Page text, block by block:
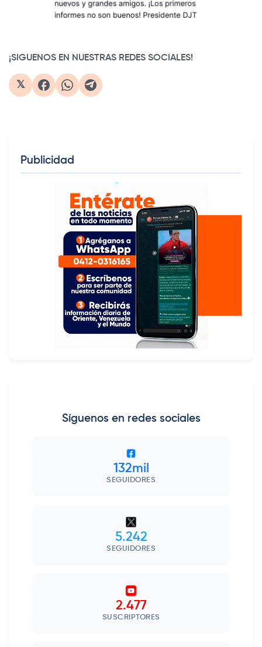
¡SIGUENOS EN NUESTRAS REDES SOCIALES!
𝕏
Publicidad
Síguenos en redes sociales
132mil
SEGUIDORES
5.242
SEGUIDORES
2.477
SUSCRIPTORES